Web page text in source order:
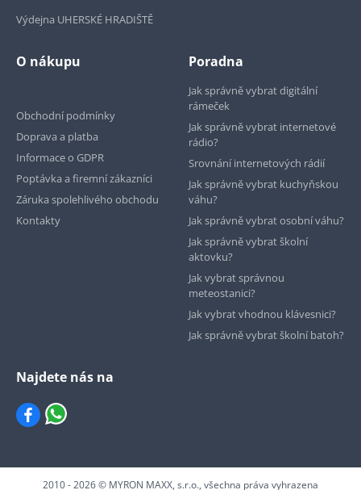
Výdejna UHERSKÉ HRADIŠTĚ
O nákupu
Obchodní podmínky
Doprava a platba
Informace o GDPR
Poptávka a firemní zákazníci
Záruka spolehlivého obchodu
Kontakty
Poradna
Jak správně vybrat digitální
rámeček
Jak správně vybrat internetové
rádio?
Srovnání internetových rádií
Jak správně vybrat kuchyňskou
váhu?
Jak správně vybrat osobní váhu?
Jak správně vybrat školní
aktovku?
Jak vybrat správnou
meteostanici?
Jak vybrat vhodnou klávesnici?
Jak správně vybrat školní batoh?
Najdete nás na
2010 - 2026 © MYRON MAXX, s.r.o., všechna práva vyhrazena